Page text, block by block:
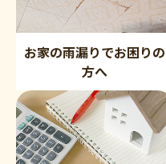
お家の雨漏りでお困りの
方へ